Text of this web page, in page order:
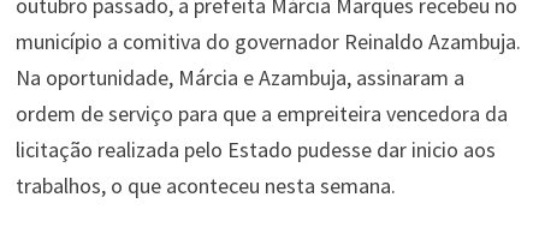
município a comitiva do governador Reinaldo Azambuja.
Na oportunidade, Márcia e Azambuja, assinaram a
ordem de serviço para que a empreiteira vencedora da
licitação realizada pelo Estado pudesse dar inicio aos
trabalhos, o que aconteceu nesta semana.